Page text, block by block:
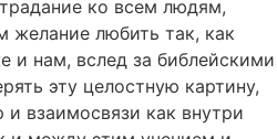
ко всем людям,
желание любить так, как
и нам, вслед за библейскими
эту целостную картину,
взаимосвязи как внутри